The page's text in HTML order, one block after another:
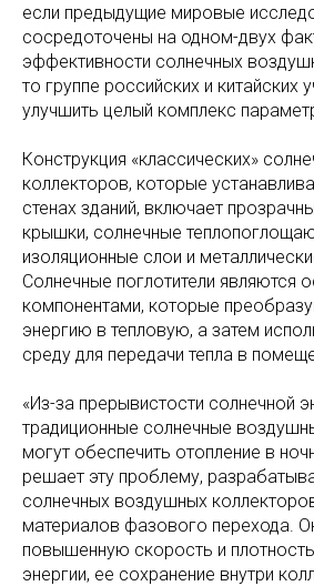
если предыдущие мировые
сосредоточены на одном-двух
эффективности солнечных
то группе российских и китайских
улучшить целый комплекс
Конструкция «классических»
коллекторов, которые
стенах зданий, включает
крышки, солнечные
изоляционные слои и
Солнечные поглотители являются
компонентами, которые
энергию в тепловую, а затем
среду для передачи тепла в
«Из-за прерывистости солнечной
традиционные солнечные
могут обеспечить отопление в
решает эту проблему,
солнечных воздушных
материалов фазового перехода.
повышенную скорость и
энергии, ее сохранение внутри